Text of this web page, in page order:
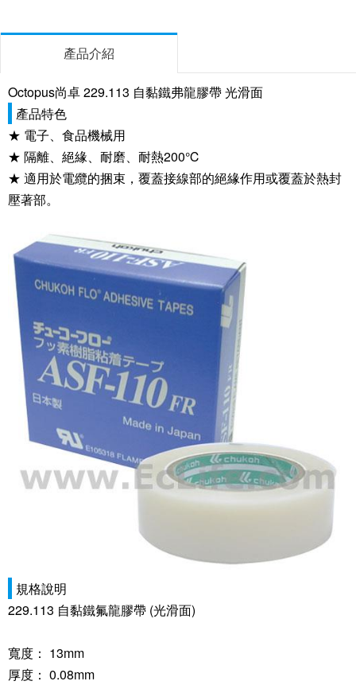
產品介紹
Octopus尚卓 229.113 自黏鐵弗龍膠帶 光滑面
產品特色
★ 電子、食品機械用
★ 隔離、絕緣、耐磨、耐熱200℃
★ 適用於電纜的捆束，覆蓋接線部的絕緣作用或覆蓋於熱封
壓著部。
規格說明
229.113 自黏鐵氟龍膠帶 (光滑面)
寬度： 13mm
厚度： 0.08mm